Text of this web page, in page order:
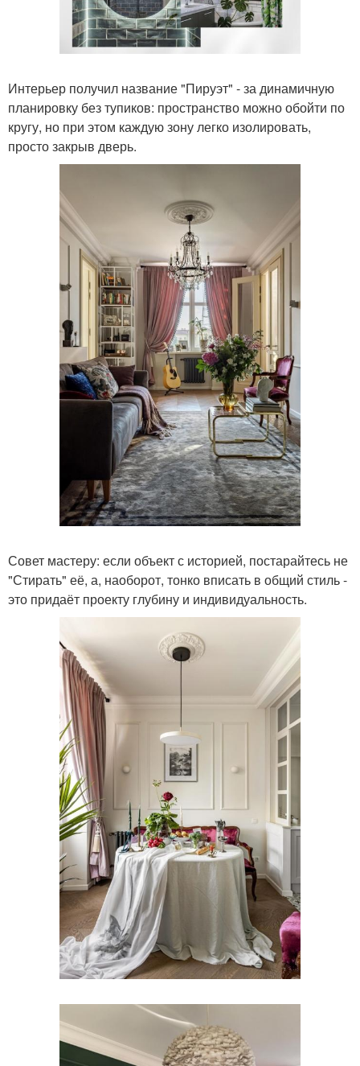
Интерьер получил название "Пируэт" - за динамичную
планировку без тупиков: пространство можно обойти по
кругу, но при этом каждую зону легко изолировать,
просто закрыв дверь.
Совет мастеру: если объект с историей, постарайтесь не
"Стирать" её, а, наоборот, тонко вписать в общий стиль -
это придаёт проекту глубину и индивидуальность.